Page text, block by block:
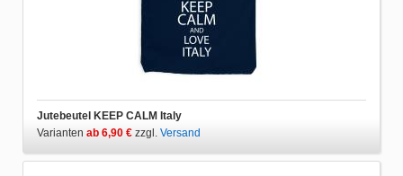
Jutebeutel KEEP CALM Italy
Varianten ab 6,90 € zzgl. Versand